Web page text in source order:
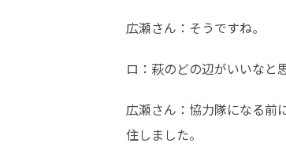
広瀬さん：そうですね。
ロ：萩のどの辺がいいなと
広瀬さん：協力隊になる前
住しました。